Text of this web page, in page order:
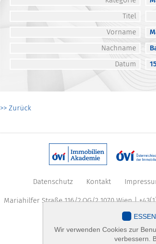
Titel
Vorname
Nachname
Datum
>> Zurück
Datenschutz Kontakt
Mariahilfer Straße 116/2.OG/2 1070 Wien |
Wir verwenden Cookies zur
verbessern.